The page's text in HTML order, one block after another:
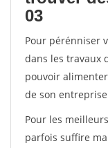
03
Pour pérénniser
dans les travaux
pouvoir
de son
Pour les
parfois suffire